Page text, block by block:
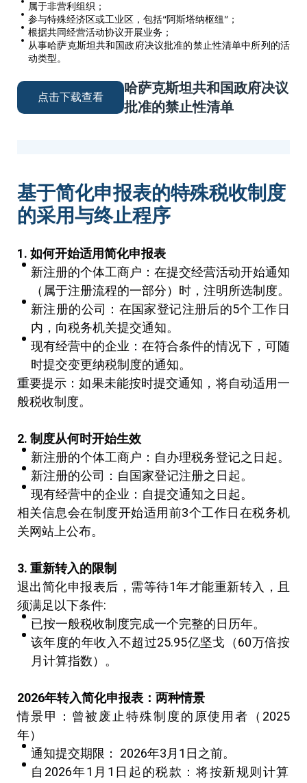
属于非营利组织；
参与特殊经济区或工业区，包括“阿斯塔纳枢纽”；
根据共同经营活动协议开展业务；
从事哈萨克斯坦共和国政府决议批准的禁止性清单中所列的活
动类型。
点击下载查看
哈萨克斯坦共和国政府决议
批准的禁止性清单
基于简化申报表的特殊税收制度
的采用与终止程序
1. 如何开始适用简化申报表
新注册的个体工商户：在提交经营活动开始通知
（属于注册流程的一部分）时，注明所选制度。
新注册的公司：在国家登记注册后的5个工作日
内，向税务机关提交通知。
现有经营中的企业：在符合条件的情况下，可随
时提交变更纳税制度的通知。
重要提示：如果未能按时提交通知，将自动适用一
般税收制度。
2. 制度从何时开始生效
新注册的个体工商户：自办理税务登记之日起。
新注册的公司：自国家登记注册之日起。
现有经营中的企业：自提交通知之日起。
相关信息会在制度开始适用前3个工作日在税务机
关网站上公布。
3. 重新转入的限制
退出简化申报表后，需等待1年才能重新转入，且
须满足以下条件:
已按一般税收制度完成一个完整的日历年。
该年度的年收入不超过25.95亿坚戈（60万倍按
月计算指数）。
2026年转入简化申报表：两种情景
情景甲：曾被废止特殊制度的原使用者（2025
年）
通知提交期限： 2026年3月1日之前。
自2026年1月1日起的税款：将按新规则计算